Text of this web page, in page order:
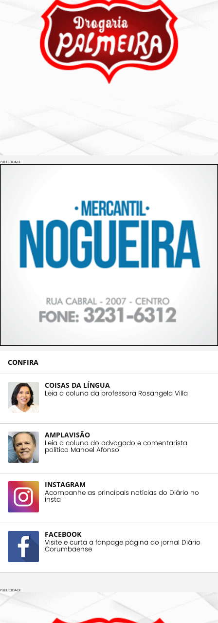
PUBLICIDADE
CONFIRA
COISAS DA LÍNGUA
Leia a coluna da professora Rosangela Villa
AMPLAVISÃO
Leia a coluna do advogado e comentarista
político Manoel Afonso
INSTAGRAM
Acompanhe as principais notícias do Diário no
insta
FACEBOOK
Visite e curta a fanpage página do jornal Diário
Corumbaense
PUBLICIDADE